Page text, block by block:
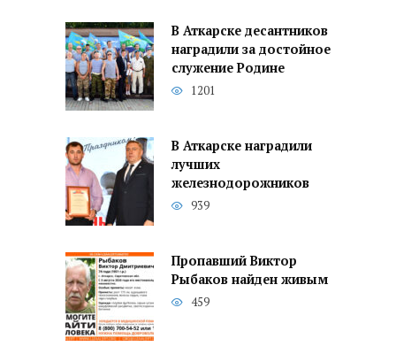
В Аткарске десантников
наградили за достойное
служение Родине
1201
В Аткарске наградили
лучших
железнодорожников
939
Пропавший Виктор
Рыбаков найден живым
459